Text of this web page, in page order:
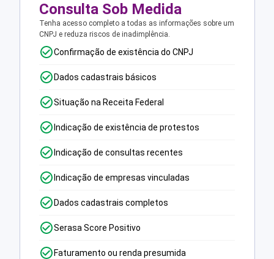
Consulta Sob Medida
Tenha acesso completo a todas as informações sobre um
CNPJ e reduza riscos de inadimplência.
Confirmação de existência do CNPJ
Dados cadastrais básicos
Situação na Receita Federal
Indicação de existência de protestos
Indicação de consultas recentes
Indicação de empresas vinculadas
Dados cadastrais completos
Serasa Score Positivo
Faturamento ou renda presumida